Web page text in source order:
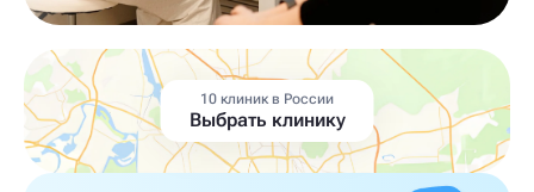
10 клиник в России
Выбрать клинику